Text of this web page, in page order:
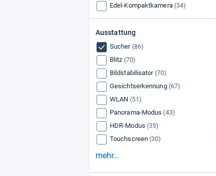
Edel-Kompaktkamera (34)
Ausstattung
Sucher (86)
Blitz (70)
Bildstabilisator (70)
Gesichtserkennung (67)
WLAN (51)
Panorama-Modus (43)
HDR-Modus (35)
Touchscreen (30)
mehr…